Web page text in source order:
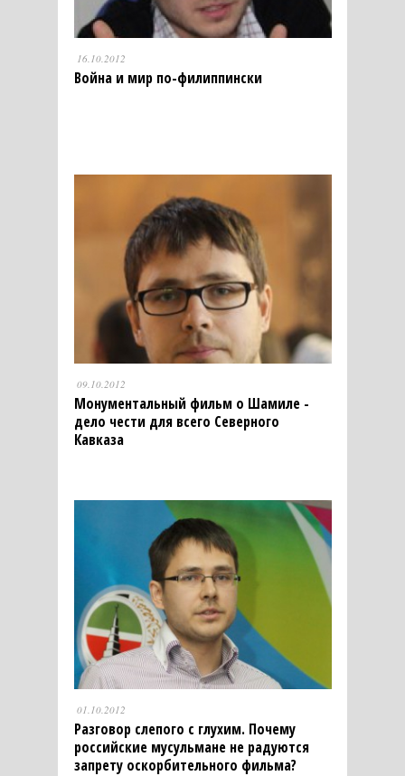
16.10.2012
Война и мир по-филиппински
09.10.2012
Монументальный фильм о Шамиле -
дело чести для всего Северного
Кавказа
01.10.2012
Разговор слепого с глухим. Почему
российские мусульмане не радуются
запрету оскорбительного фильма?